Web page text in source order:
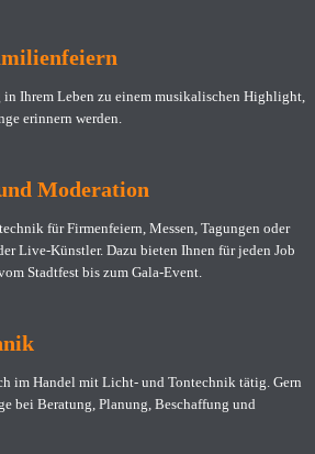
in Ihrem Leben zu einem musikalischen Highlight,
erinnern werden.
Moderation
für Firmenfeiern, Messen, Tagungen oder
Live-Künstler. Dazu bieten Ihnen für jeden Job
Stadtfest bis zum Gala-Event.
im Handel mit Licht- und Tontechnik tätig. Gern
bei Beratung, Planung, Beschaffung und